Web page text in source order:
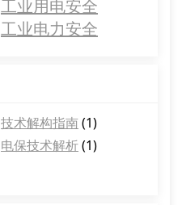
工业用电安全
工业电力安全
技术解构指南(1)
电保技术解析(1)